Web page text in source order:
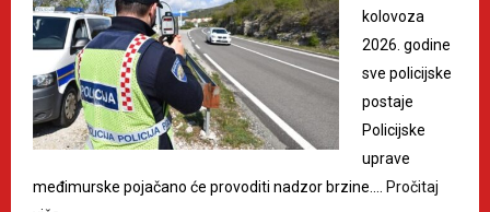
kolovoza
2026. godine
sve policijske
postaje
Policijske
uprave
međimurske pojačano će provoditi nadzor brzine.… Pročitaj